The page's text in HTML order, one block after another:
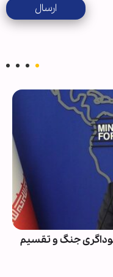
ارسال
جنگ و تقسیم